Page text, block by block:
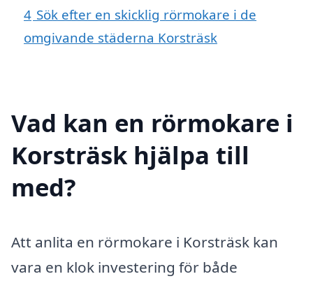
4 Sök efter en skicklig rörmokare i de
omgivande städerna Korsträsk
Vad kan en rörmokare i
Korsträsk hjälpa till
med?
Att anlita en rörmokare i Korsträsk kan
vara en klok investering för både